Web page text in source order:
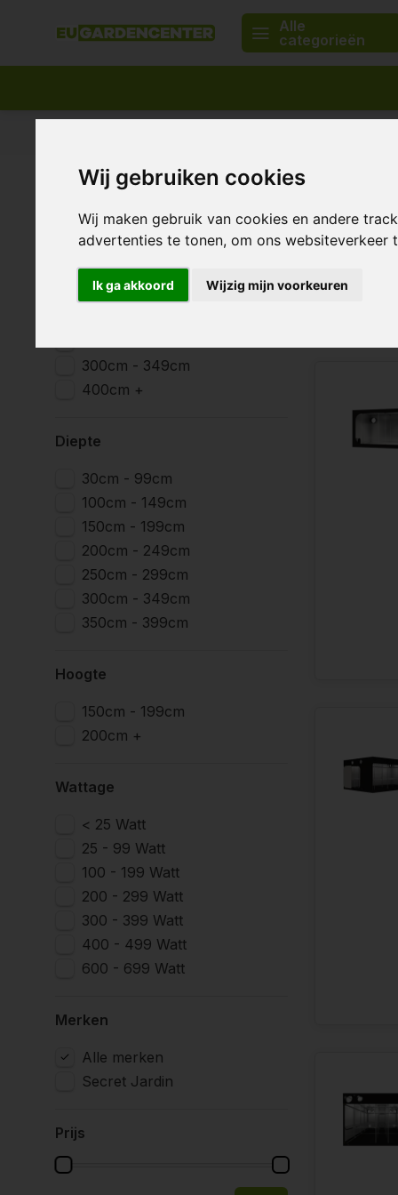
Wij gebruiken cookies
Wij maken gebruik van cookies en andere
advertenties te tonen, om ons websiteverkeer
Ik ga akkoord Wijzig mijn voorkeuren
Alle
categorieën
Home Merken Secret Jardin
30cm - 99cm
100cm - 149cm
150cm - 199cm
300cm - 349cm
400cm +
Diepte
30cm - 99cm
100cm - 149cm
150cm - 199cm
200cm - 249cm
250cm - 299cm
300cm - 349cm
350cm - 399cm
Hoogte
150cm - 199cm
200cm +
Wattage
< 25 Watt
25 - 99 Watt
100 - 199 Watt
200 - 299 Watt
300 - 399 Watt
400 - 499 Watt
600 - 699 Watt
Merken
Alle merken
Secret Jardin
Prijs
Secret
Secret
Voor
oproept.
Secret
creëren
die de
Maar wat
feedback
kiezen dat
Tot slot,